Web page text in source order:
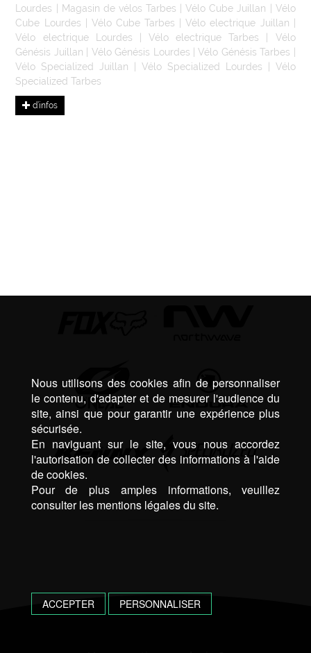
Lourdes
Magasin de vélos Tarbes |Vélo Cube Juillan
Vélo
Cube Lourdes
Vélo Cube Tarbes |Vélo electrique Juillan
Vélo electrique Lourdes |Vélo electrique Tarbes
Vélo
Génésis Juillan
Vélo Génésis Lourdes |Vélo Génésis Tarbes
Vélo Specialized Juillan |Vélo Specialized Lourdes
Vélo
Specialized Tarbes
d’infos
Nous utilisons des cookies afin de personnaliser
le contenu, d'adapter et de mesurer l'audience du
site, ainsi que pour garantir une expérience plus
sécurisée.
En naviguant sur le site, vous nous accordez
l'autorisation de collecter des informations à l'aide
de cookies.
Pour de plus amples informations, veuillez
consulter les mentions légales du site.
ACCEPTER PERSONNALISER